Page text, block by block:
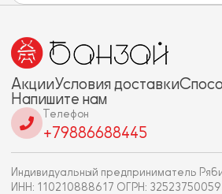
АкцииУсловия доставки
Напишите нам
Телефон
+79886688445
Индивидуальный предприниматель
ИНН: 110210888617 ОГРН: